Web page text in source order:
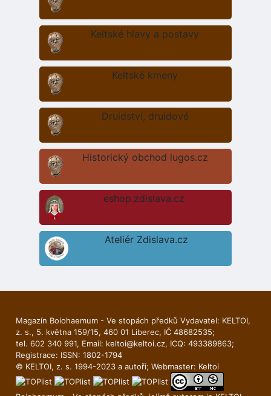
Keltské hlavy a postavy
Keltské kmeny
Druidství, druidové
Historický obchod lugos.cz
eshop.zdislava.cz
Ateliér Zdislava.cz
Magazín Boiohaemum - Ve stopách předků Vydavatel: KELTOI,
z. s., 5. května 159/15, 460 01 Liberec, IČ 48682535;
tel. 602 340 991, Email: keltoi@keltoi.cz, ICQ: 493389863;
Registrace: ISSN: 1802-1794
© KELTOI, z. s. 1994-2023 a autoři; Webmaster: Keltoi